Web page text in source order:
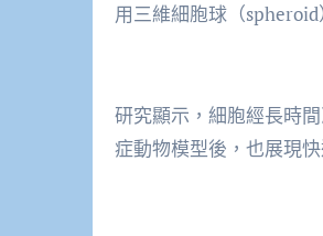
用三維細胞球（
研究顯示，細胞經長時
症動物模型後，也展現